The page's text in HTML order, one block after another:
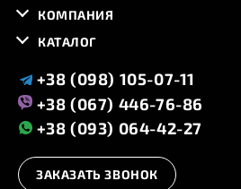
КОМПАНИЯ
КАТАЛОГ
+38 (098) 105-07-11
+38 (067) 446-76-86
+38 (093) 064-42-27
ЗАКАЗАТЬ ЗВОНОК